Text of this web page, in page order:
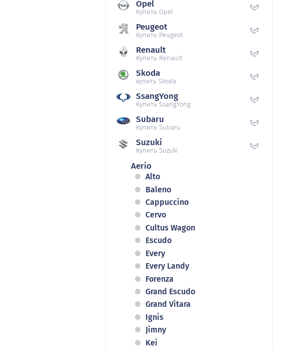
Opel
Купить Opel
Peugeot
Купить Peugeot
Renault
Купить Renault
Skoda
купить Skoda
SsangYong
Купить SsangYong
Subaru
Купить Subaru
Suzuki
Купить Suzuki
Aerio
Alto
Baleno
Cappuccino
Cervo
Cultus Wagon
Escudo
Every
Every Landy
Forenza
Grand Escudo
Grand Vitara
Ignis
Jimny
Kei